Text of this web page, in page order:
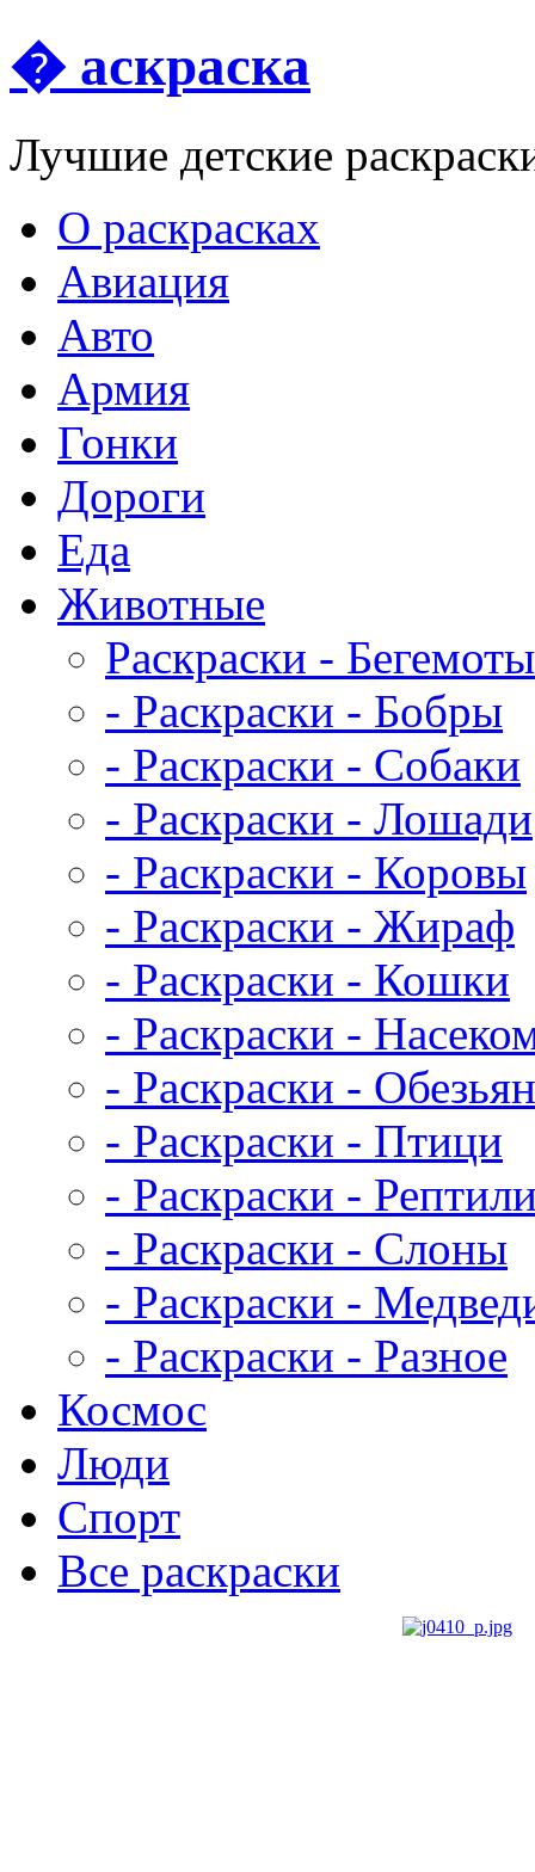
� аскраска
Лучшие детские
О раскрасках
Авиация
Авто
Армия
Гонки
Дороги
Еда
Животныe
Раскраски - Бегемоты
- Раскраски - Бобры
- Раскраски - Собаки
- Раскраски - Лошади
- Раскраски - Коровы
- Раскраски - Жираф
- Раскраски - Кошки
- Раскраски -
- Раскраски -
- Раскраски - Птици
- Раскраски -
- Раскраски - Слоны
- Раскраски -
- Раскраски - Разное
Космос
Люди
Спорт
Все раскраски